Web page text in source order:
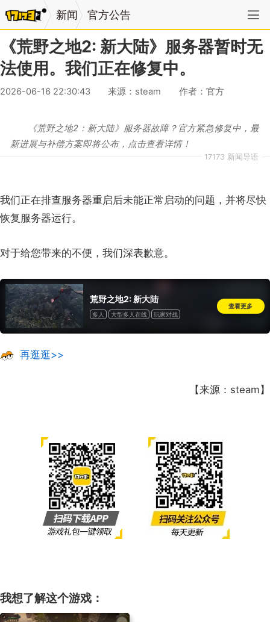
新闻 官方公告
《荒野之地2: 新大陆》服务器暂时无
法使用。我们正在修复中。
2026-06-16 22:30:43 来源：steam 作者：官方
17173 新闻导语
《荒野之地2：新大陆》服务器故障？官方紧急修复中，最
新进展与补偿方案即将公布，点击查看详情！
我们正在排查服务器重启后未能正常启动的问题，并将尽快
恢复服务器运行。
对于给您带来的不便，我们深表歉意。
荒野之地2: 新大陆
多人 大型多人在线
玩家对战
查看更多
再逛逛>>
【来源：steam】
我想了解这个游戏：